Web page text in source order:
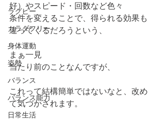
ラグビー
カラダフリー
身体運動
姿勢
バランス
バランス能力
日常生活
好）やスピード・回数など色々
条件を変えることで、得られる効果も
違ってくるだろうという、
まぁ一見
当たり前のことなんですが、
これって結構簡単ではないなと、改め
て気づかされます。